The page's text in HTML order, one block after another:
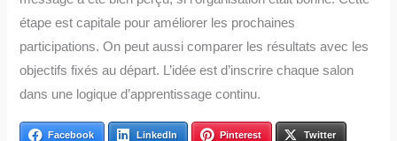
étape est capitale pour améliorer les prochaines
participations. On peut aussi comparer les résultats avec les
objectifs fixés au départ. L’idée est d’inscrire chaque salon
dans une logique d’apprentissage continu.
Facebook LinkedIn Pinterest Twitter